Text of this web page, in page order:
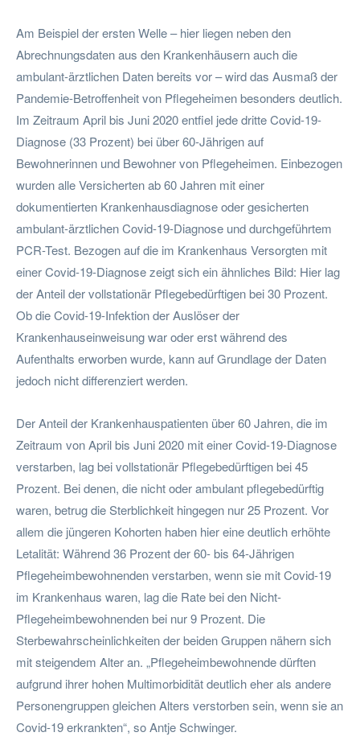
Am Beispiel der ersten Welle – hier liegen neben den
Abrechnungsdaten aus den Krankenhäusern auch die
ambulant-ärztlichen Daten bereits vor – wird das Ausmaß der
Pandemie-Betroffenheit von Pflegeheimen besonders deutlich.
Im Zeitraum April bis Juni 2020 entfiel jede dritte Covid-19-
Diagnose (33 Prozent) bei über 60-Jährigen auf
Bewohnerinnen und Bewohner von Pflegeheimen. Einbezogen
wurden alle Versicherten ab 60 Jahren mit einer
dokumentierten Krankenhausdiagnose oder gesicherten
ambulant-ärztlichen Covid-19-Diagnose und durchgeführtem
PCR-Test. Bezogen auf die im Krankenhaus Versorgten mit
einer Covid-19-Diagnose zeigt sich ein ähnliches Bild: Hier lag
der Anteil der vollstationär Pflegebedürftigen bei 30 Prozent.
Ob die Covid-19-Infektion der Auslöser der
Krankenhauseinweisung war oder erst während des
Aufenthalts erworben wurde, kann auf Grundlage der Daten
jedoch nicht differenziert werden.
Der Anteil der Krankenhauspatienten über 60 Jahren, die im
Zeitraum von April bis Juni 2020 mit einer Covid-19-Diagnose
verstarben, lag bei vollstationär Pflegebedürftigen bei 45
Prozent. Bei denen, die nicht oder ambulant pflegebedürftig
waren, betrug die Sterblichkeit hingegen nur 25 Prozent. Vor
allem die jüngeren Kohorten haben hier eine deutlich erhöhte
Letalität: Während 36 Prozent der 60- bis 64-Jährigen
Pflegeheimbewohnenden verstarben, wenn sie mit Covid-19
im Krankenhaus waren, lag die Rate bei den Nicht-
Pflegeheimbewohnenden bei nur 9 Prozent. Die
Sterbewahrscheinlichkeiten der beiden Gruppen nähern sich
mit steigendem Alter an. „Pflegeheimbewohnende dürften
aufgrund ihrer hohen Multimorbidität deutlich eher als andere
Personengruppen gleichen Alters verstorben sein, wenn sie an
Covid-19 erkrankten“, so Antje Schwinger.